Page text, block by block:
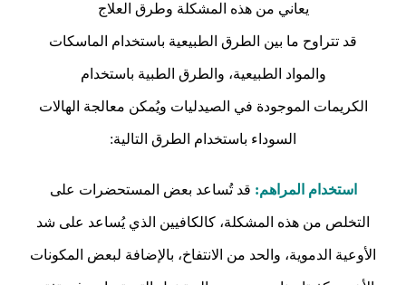
يعاني من هذه المشكلة وطرق العلاج
قد تتراوح ما بين الطرق الطبيعية باستخدام الماسكات
والمواد الطبيعية، والطرق الطبية باستخدام
الكريمات الموجودة في الصيدليات ويُمكن معالجة الهالات
السوداء باستخدام الطرق التالية:
استخدام المراهم: قد تُساعد بعض المستحضرات على
التخلص من هذه المشكلة، كالكافيين الذي يُساعد على شد
الأوعية الدموية، والحد من الانتفاخ، بالإضافة لبعض المكونات